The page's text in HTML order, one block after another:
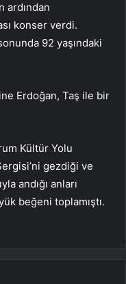
ardından
konser verdi.
92 yaşındaki
Erdoğan, Taş ile bir
Kültür Yolu
gezdiği ve
andığı anları
beğeni toplamıştı.